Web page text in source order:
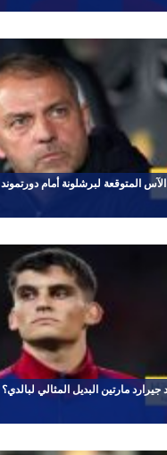
المتوقعة لبرشلونة أمام دورتموند
جيرارد مارتين البديل المثالي لبالدي؟